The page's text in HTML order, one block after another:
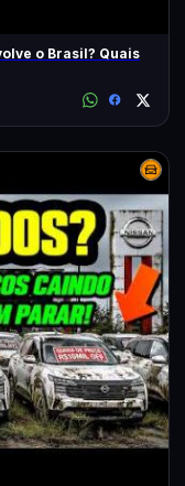
o Brasil? Quais